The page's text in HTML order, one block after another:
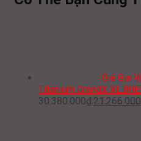
Giá Gia
Titanium GrandX
30.380.000₫. 21.266.000